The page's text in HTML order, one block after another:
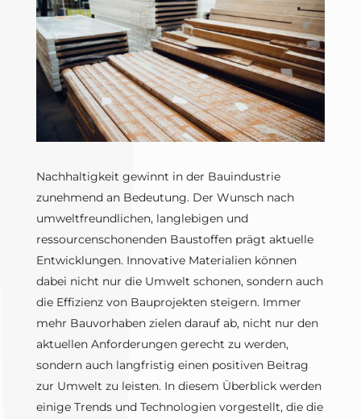
Nachhaltigkeit gewinnt in der Bauindustrie
zunehmend an Bedeutung. Der Wunsch nach
umweltfreundlichen, langlebigen und
ressourcenschonenden Baustoffen prägt aktuelle
Entwicklungen. Innovative Materialien können
dabei nicht nur die Umwelt schonen, sondern auch
die Effizienz von Bauprojekten steigern. Immer
mehr Bauvorhaben zielen darauf ab, nicht nur den
aktuellen Anforderungen gerecht zu werden,
sondern auch langfristig einen positiven Beitrag
zur Umwelt zu leisten. In diesem Überblick werden
einige Trends und Technologien vorgestellt, die die